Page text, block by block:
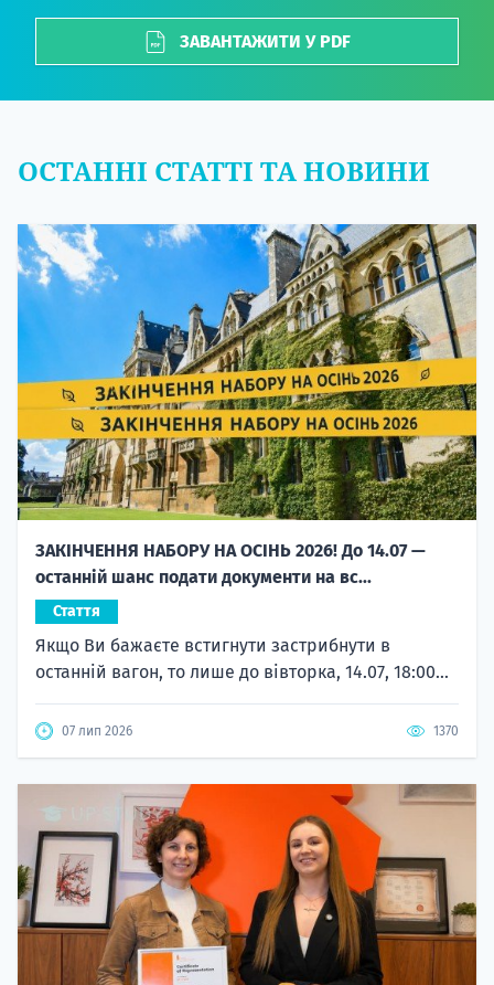
ЗАВАНТАЖИТИ У PDF
ОСТАННІ СТАТТІ ТА НОВИНИ
ЗАКІНЧЕННЯ НАБОРУ НА ОСІНЬ 2026! До 14.07 —
останній шанс подати документи на вс...
Стаття
Якщо Ви бажаєте встигнути застрибнути в
останній вагон, то лише до вівторка, 14.07, 18:00...
07 лип 2026 1370